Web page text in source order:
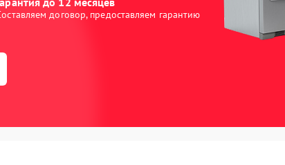
договор, предоставляем гарантию